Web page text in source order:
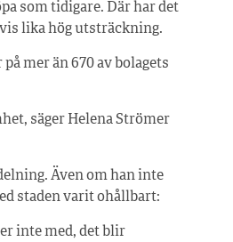
som tidigare. Där har det
lika hög utsträckning.
mer än 670 av bolagets
säger Helena Strömer
Även om han inte
staden varit ohållbart:
inte med, det blir